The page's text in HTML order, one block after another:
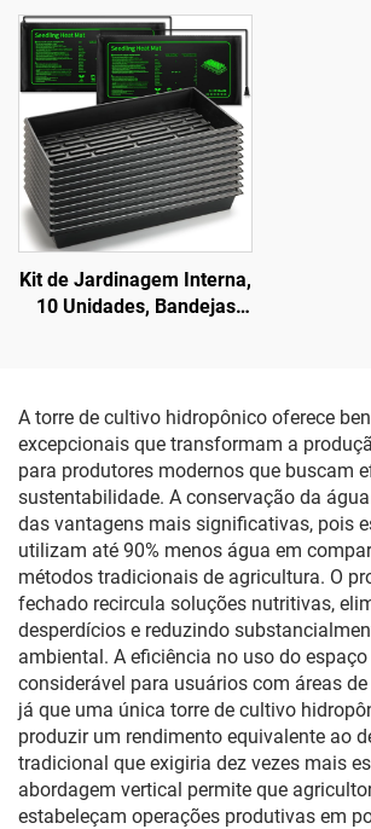
Células, para Germinação
e Viveiro (Bandêjas de
Enxerto)
Kit de Jardinagem Interna,
10 Unidades, Bandejas
Tapetes Aquecedores,
Plantas Mudas, Estufa,
Tampa para Viveiro
A torre de cultivo hidropônico oferece
excepcionais que transformam a
para produtores modernos que buscam
sustentabilidade. A conservação da
das vantagens mais significativas, pois
utilizam até 90% menos água em
métodos tradicionais de agricultura. O
fechado recircula soluções nutritivas,
desperdícios e reduzindo
ambiental. A eficiência no uso do
considerável para usuários com áreas
já que uma única torre de cultivo
produzir um rendimento equivalente ao
tradicional que exigiria dez vezes mais
abordagem vertical permite que
estabeleçam operações produtivas em